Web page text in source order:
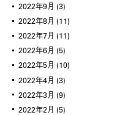
2022年9月 (3)
2022年8月 (11)
2022年7月 (11)
2022年6月 (5)
2022年5月 (10)
2022年4月 (3)
2022年3月 (9)
2022年2月 (5)